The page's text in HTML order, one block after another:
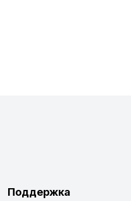
Поддержка